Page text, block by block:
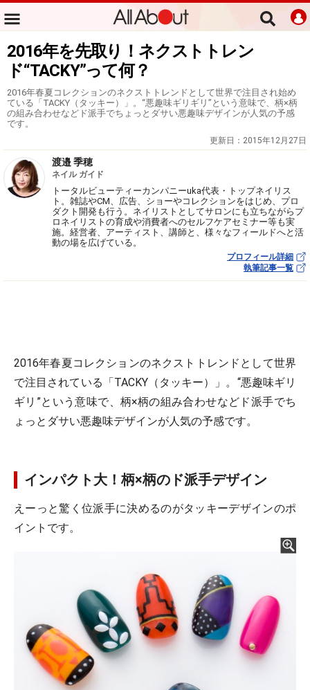
2016年を先取り！ネクストトレン
ド“TACKY”って何？
2016年春夏コレクションのネクストトレンドとして世界で注目され始め
ている「TACKY（タッキー）」。“悪趣味ギリギリ”という意味で、柄×柄
の組み合わせなどド派手でちょっとダサい悪趣味デザインが人気の予感
です。
更新日： 2015年12月27日
渡邉 季穂
ネイル ガイド
トータルビューティーカンパニーuka代表・トップネイリス
ト。雑誌やCM、広告、ショーやコレクションをはじめ、プロ
ダクト開発も行う。ネイリストとしてサロンにも立ちながらプ
ロネイリストの育成や消費者へのセルフケアセミナー等も実
施。経営者、アーティスト、講師と、様々なフィールドへと活
動の場を広げている。
プロフィール詳細
執筆記事一覧
2016年春夏コレクションのネクストトレンドとして世界
で注目されている「TACKY（タッキー）」。“悪趣味ギリ
ギリ”という意味で、柄×柄の組み合わせなどド派手でち
ょっとダサい悪趣味デザインが人気の予感です。
インパクト大！柄×柄のド派手デザイン
えーっと驚く位派手に決めるのがタッキーデザインのポ
イントです。